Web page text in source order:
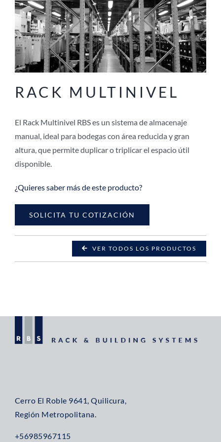
RACK MULTINIVEL
El Rack Multinivel RBS es un sistema de almacenaje
manual, ideal para bodegas con área reducida y gran
altura, que permite duplicar o triplicar el espacio útil
disponible.
¿Quieres saber más de este producto?
SOLICITA TU COTIZACIÓN
VER TODOS LOS PRODUCTOS
Cerro El Roble 9641, Quilicura,
Región Metropolitana.
+56985967115